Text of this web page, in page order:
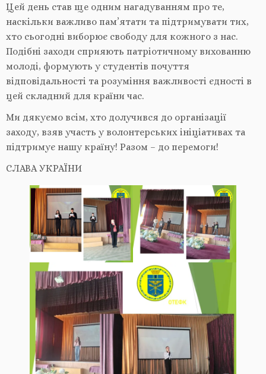
Цей день став ще одним нагадуванням про те,
наскільки важливо пам’ятати та підтримувати тих,
хто сьогодні виборює свободу для кожного з нас.
Подібні заходи сприяють патріотичному вихованню
молоді, формують у студентів почуття
відповідальності та розуміння важливості єдності в
цей складний для країни час.
Ми дякуємо всім, хто долучився до організації
заходу, взяв участь у волонтерських ініціативах та
підтримує нашу країну! Разом – до перемоги!
СЛАВА УКРАЇНИ